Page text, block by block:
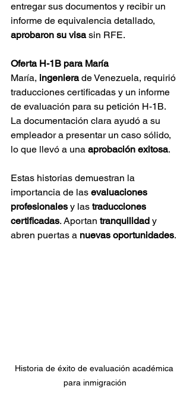
entregar sus documentos y recibir un
informe de equivalencia detallado,
aprobaron su visa sin RFE.
Oferta H-1B para María
María, ingeniera de Venezuela, requirió
traducciones certificadas y un informe
de evaluación para su petición H-1B.
La documentación clara ayudó a su
empleador a presentar un caso sólido,
lo que llevó a una aprobación exitosa.
Estas historias demuestran la
importancia de las evaluaciones
profesionales y las traducciones
certificadas. Aportan tranquilidad y
abren puertas a nuevas oportunidades.
Historia de éxito de evaluación académica
para inmigración